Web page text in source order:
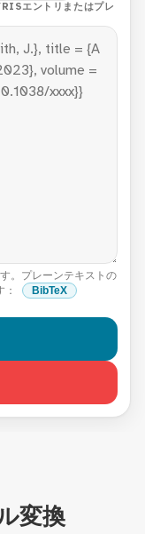
エントリまたはプレ
。プレーンテキストの
：
BibTeX
変換